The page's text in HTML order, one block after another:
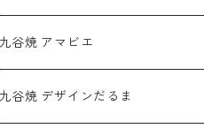
九谷焼 アマビエ
九谷焼 デザインだるま